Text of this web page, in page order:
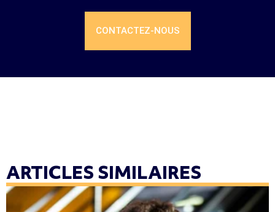
CONTACTEZ-NOUS
ARTICLES SIMILAIRES